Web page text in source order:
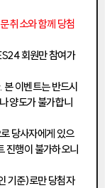
취소와 함께 당첨
회원만 참여가
본 이벤트는 반드시
양도가 불가합니
당사자에게 있으
진행이 불가하오니
기준)로만 당첨자